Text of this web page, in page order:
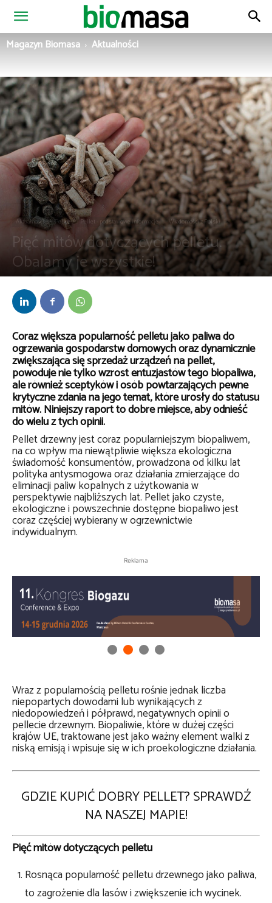
Magazyn
Magazyn Biomasa Aktualności
Aktualności Pellet Pellet - podstawowe informacje Wiadomości z Polski
Pięć mitów dotyczących pelletu.
Obalamy je wszystkie!
Coraz większa popularność pelletu jako paliwa do
ogrzewania gospodarstw domowych oraz dynamicznie
zwiększająca się sprzedaż urządzeń na pellet,
powoduje nie tylko wzrost entuzjastów tego biopaliwa,
ale również sceptyków i osób powtarzających pewne
krytyczne zdania na jego temat, które urosły do statusu
mitów. Niniejszy raport to dobre miejsce, aby odnieść
do wielu z tych opinii.
Pellet drzewny jest coraz popularniejszym biopaliwem,
na co wpływ ma niewątpliwie większa ekologiczna
świadomość konsumentów, prowadzona od kilku lat
polityka antysmogowa oraz działania zmierzające do
eliminacji paliw kopalnych z użytkowania w
perspektywie najbliższych lat. Pellet jako czyste,
ekologiczne i powszechnie dostępne biopaliwo jest
coraz częściej wybierany w ogrzewnictwie
indywidualnym.
Reklama
Wraz z popularnością pelletu rośnie jednak liczba
niepopartych dowodami lub wynikających z
niedopowiedzeń i półprawd, negatywnych opinii o
pellecie drzewnym. Biopaliwie, które w dużej części
krajów UE, traktowane jest jako ważny element walki z
niską emisją i wpisuje się w ich proekologiczne działania.
GDZIE KUPIĆ DOBRY PELLET? SPRAWDŹ
NA NASZEJ MAPIE!
Pięć mitów dotyczących pelletu
Rosnąca popularność pelletu drzewnego jako paliwa,
to zagrożenie dla lasów i zwiększenie ich wycinek.